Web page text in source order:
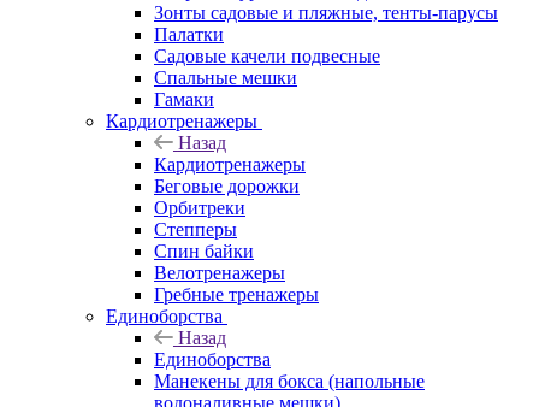
Зонты садовые и пляжные, тенты-парусы
Палатки
Садовые качели подвесные
Спальные мешки
Гамаки
Кардиотренажеры
Назад
Кардиотренажеры
Беговые дорожки
Орбитреки
Степперы
Спин байки
Велотренажеры
Гребные тренажеры
Единоборства
Назад
Единоборства
Манекены для бокса (напольные
водоналивные мешки)